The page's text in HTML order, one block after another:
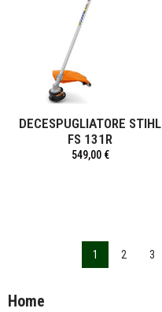
DECESPUGLIATORE STIHL
FS 131R
549,00 €
1 2 3
Home